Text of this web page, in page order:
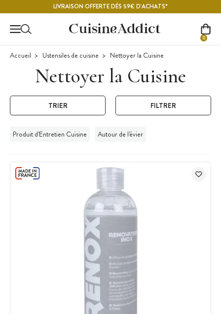
LIVRAISON OFFERTE DÈS 59€ D'ACHATS*
0
Accueil Ustensiles de cuisine Nettoyer la Cuisine
Nettoyer la Cuisine
TRIER FILTRER
Produit d'Entretien Cuisine Autour de l'évier